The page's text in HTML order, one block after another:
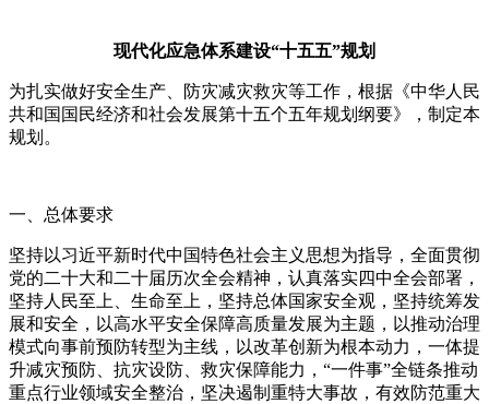
现代化应急体系建设“十五五”规划
为扎实做好安全生产、防灾减灾救灾等工作，根据《中华人民
共和国国民经济和社会发展第十五个五年规划纲要》，制定本
规划。
一、总体要求
坚持以习近平新时代中国特色社会主义思想为指导，全面贯彻
党的二十大和二十届历次全会精神，认真落实四中全会部署，
坚持人民至上、生命至上，坚持总体国家安全观，坚持统筹发
展和安全，以高水平安全保障高质量发展为主题，以推动治理
模式向事前预防转型为主线，以改革创新为根本动力，一体提
升减灾预防、抗灾设防、救灾保障能力，“一件事”全链条推动
重点行业领域安全整治，坚决遏制重特大事故，有效防范重大